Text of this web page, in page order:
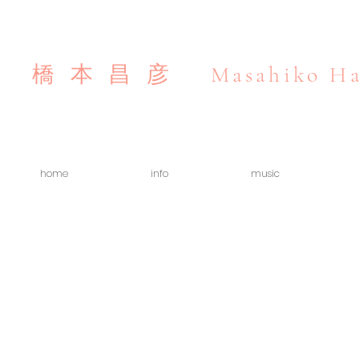
橋本昌彦 Masahiko
home info music